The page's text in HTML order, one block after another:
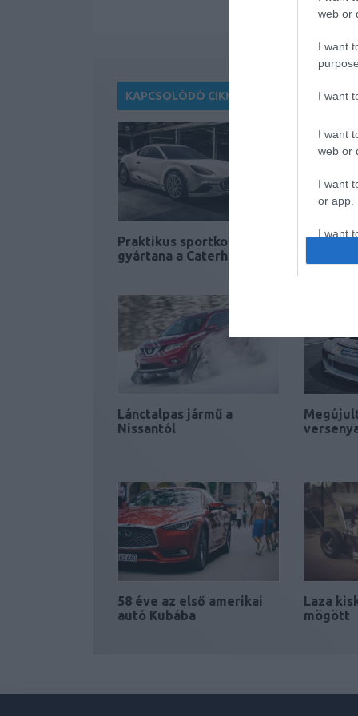
web or
I want
I want
I want
web or
I want
or app.
I want
KAPCSOLÓDÓ CIKKEK
Praktikus sportkocsit
gyártana a Caterham
Lánctalpas jármű a
Nissantól
58 éve az első amerikai
autó Kubába
Laza
mögött